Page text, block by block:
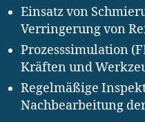
Einsatz von
Verringerung von
Prozesssimulation
Kräften und
Regelmäßige
Nachbearbeitung